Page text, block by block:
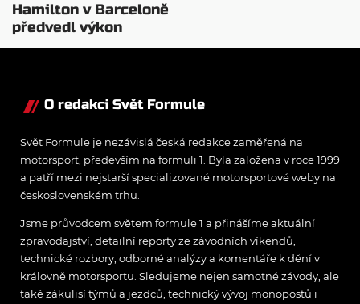
Hamilton v Barceloně
předvedl výkon
pravého šampiona
O redakci Svět Formule
Svět Formule je nezávislá česká redakce zaměřená na
motorsport, především na formuli 1. Byla založena v roce 1999
a patří mezi nejstarší specializované motorsportové weby na
československém trhu.
Jsme průvodcem světem formule 1 a přinášíme aktuální
zpravodajství, detailní reporty ze závodních víkendů,
technické rozbory, odborné analýzy a komentáře k dění v
královně motorsportu. Sledujeme nejen samotné závody, ale
také zákulisí týmů a jezdců, technický vývoj monopostů i